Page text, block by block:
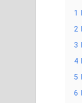
1
2
3
4
5
6